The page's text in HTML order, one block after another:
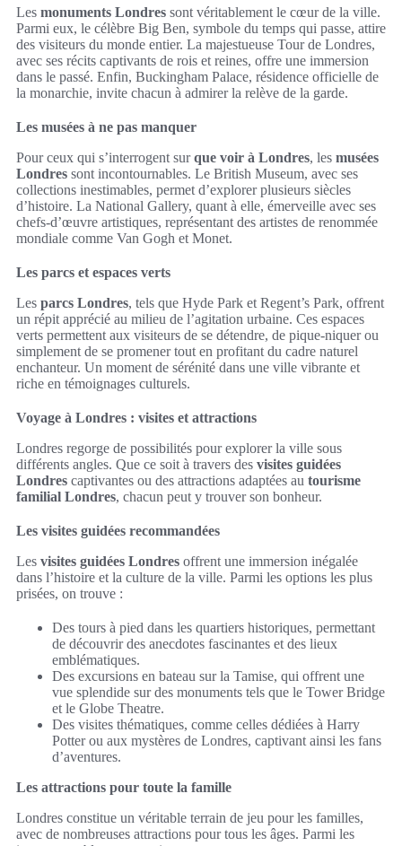
Les monuments Londres sont véritablement le cœur de la ville.
Parmi eux, le célèbre Big Ben, symbole du temps qui passe, attire
des visiteurs du monde entier. La majestueuse Tour de Londres,
avec ses récits captivants de rois et reines, offre une immersion
dans le passé. Enfin, Buckingham Palace, résidence officielle de
la monarchie, invite chacun à admirer la relève de la garde.
Les musées à ne pas manquer
Pour ceux qui s’interrogent surque voir à Londres, les musées
Londres sont incontournables. Le British Museum, avec ses
collections inestimables, permet d’explorer plusieurs siècles
d’histoire. La National Gallery, quant à elle, émerveille avec ses
chefs-d’œuvre artistiques, représentant des artistes de renommée
mondiale comme Van Gogh et Monet.
Les parcs et espaces verts
Les parcs Londres, tels que Hyde Park et Regent’s Park, offrent
un répit apprécié au milieu de l’agitation urbaine. Ces espaces
verts permettent aux visiteurs de se détendre, de pique-niquer ou
simplement de se promener tout en profitant du cadre naturel
enchanteur. Un moment de sérénité dans une ville vibrante et
riche en témoignages culturels.
Voyage à Londres : visites et attractions
Londres regorge de possibilités pour explorer la ville sous
différents angles. Que ce soit à travers des visites guidées
Londres captivantes ou des attractions adaptées au tourisme
familial Londres, chacun peut y trouver son bonheur.
Les visites guidées recommandées
Les visites guidées Londres offrent une immersion inégalée
dans l’histoire et la culture de la ville. Parmi les options les plus
prisées, on trouve :
Des tours à pied dans les quartiers historiques, permettant
de découvrir des anecdotes fascinantes et des lieux
emblématiques.
Des excursions en bateau sur la Tamise, qui offrent une
vue splendide sur des monuments tels que le Tower Bridge
et le Globe Theatre.
Des visites thématiques, comme celles dédiées à Harry
Potter ou aux mystères de Londres, captivant ainsi les fans
d’aventures.
Les attractions pour toute la famille
Londres constitue un véritable terrain de jeu pour les familles,
avec de nombreuses attractions pour tous les âges. Parmi les